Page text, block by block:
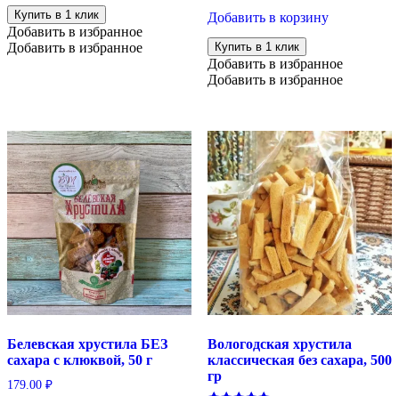
1шт
Купить в 1 клик
Добавить в избранное
Добавить в избранное
желейные
без
сахара
со
вкусом
г
Добавить в корзину
Купить в 1 клик
Добавить в избранное
Добавить в избранное
Белевская хрустила БЕЗ
сахара с клюквой, 50 г
179.00 ₽
Вологодская хрустила
классическая без сахара, 500
гр